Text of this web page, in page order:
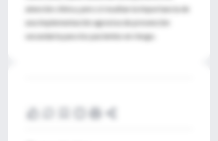
atención clínica, pero sí resaltan la importancia de
una implementación agresiva de prevención
secundaria para los pacientes en riesgo.